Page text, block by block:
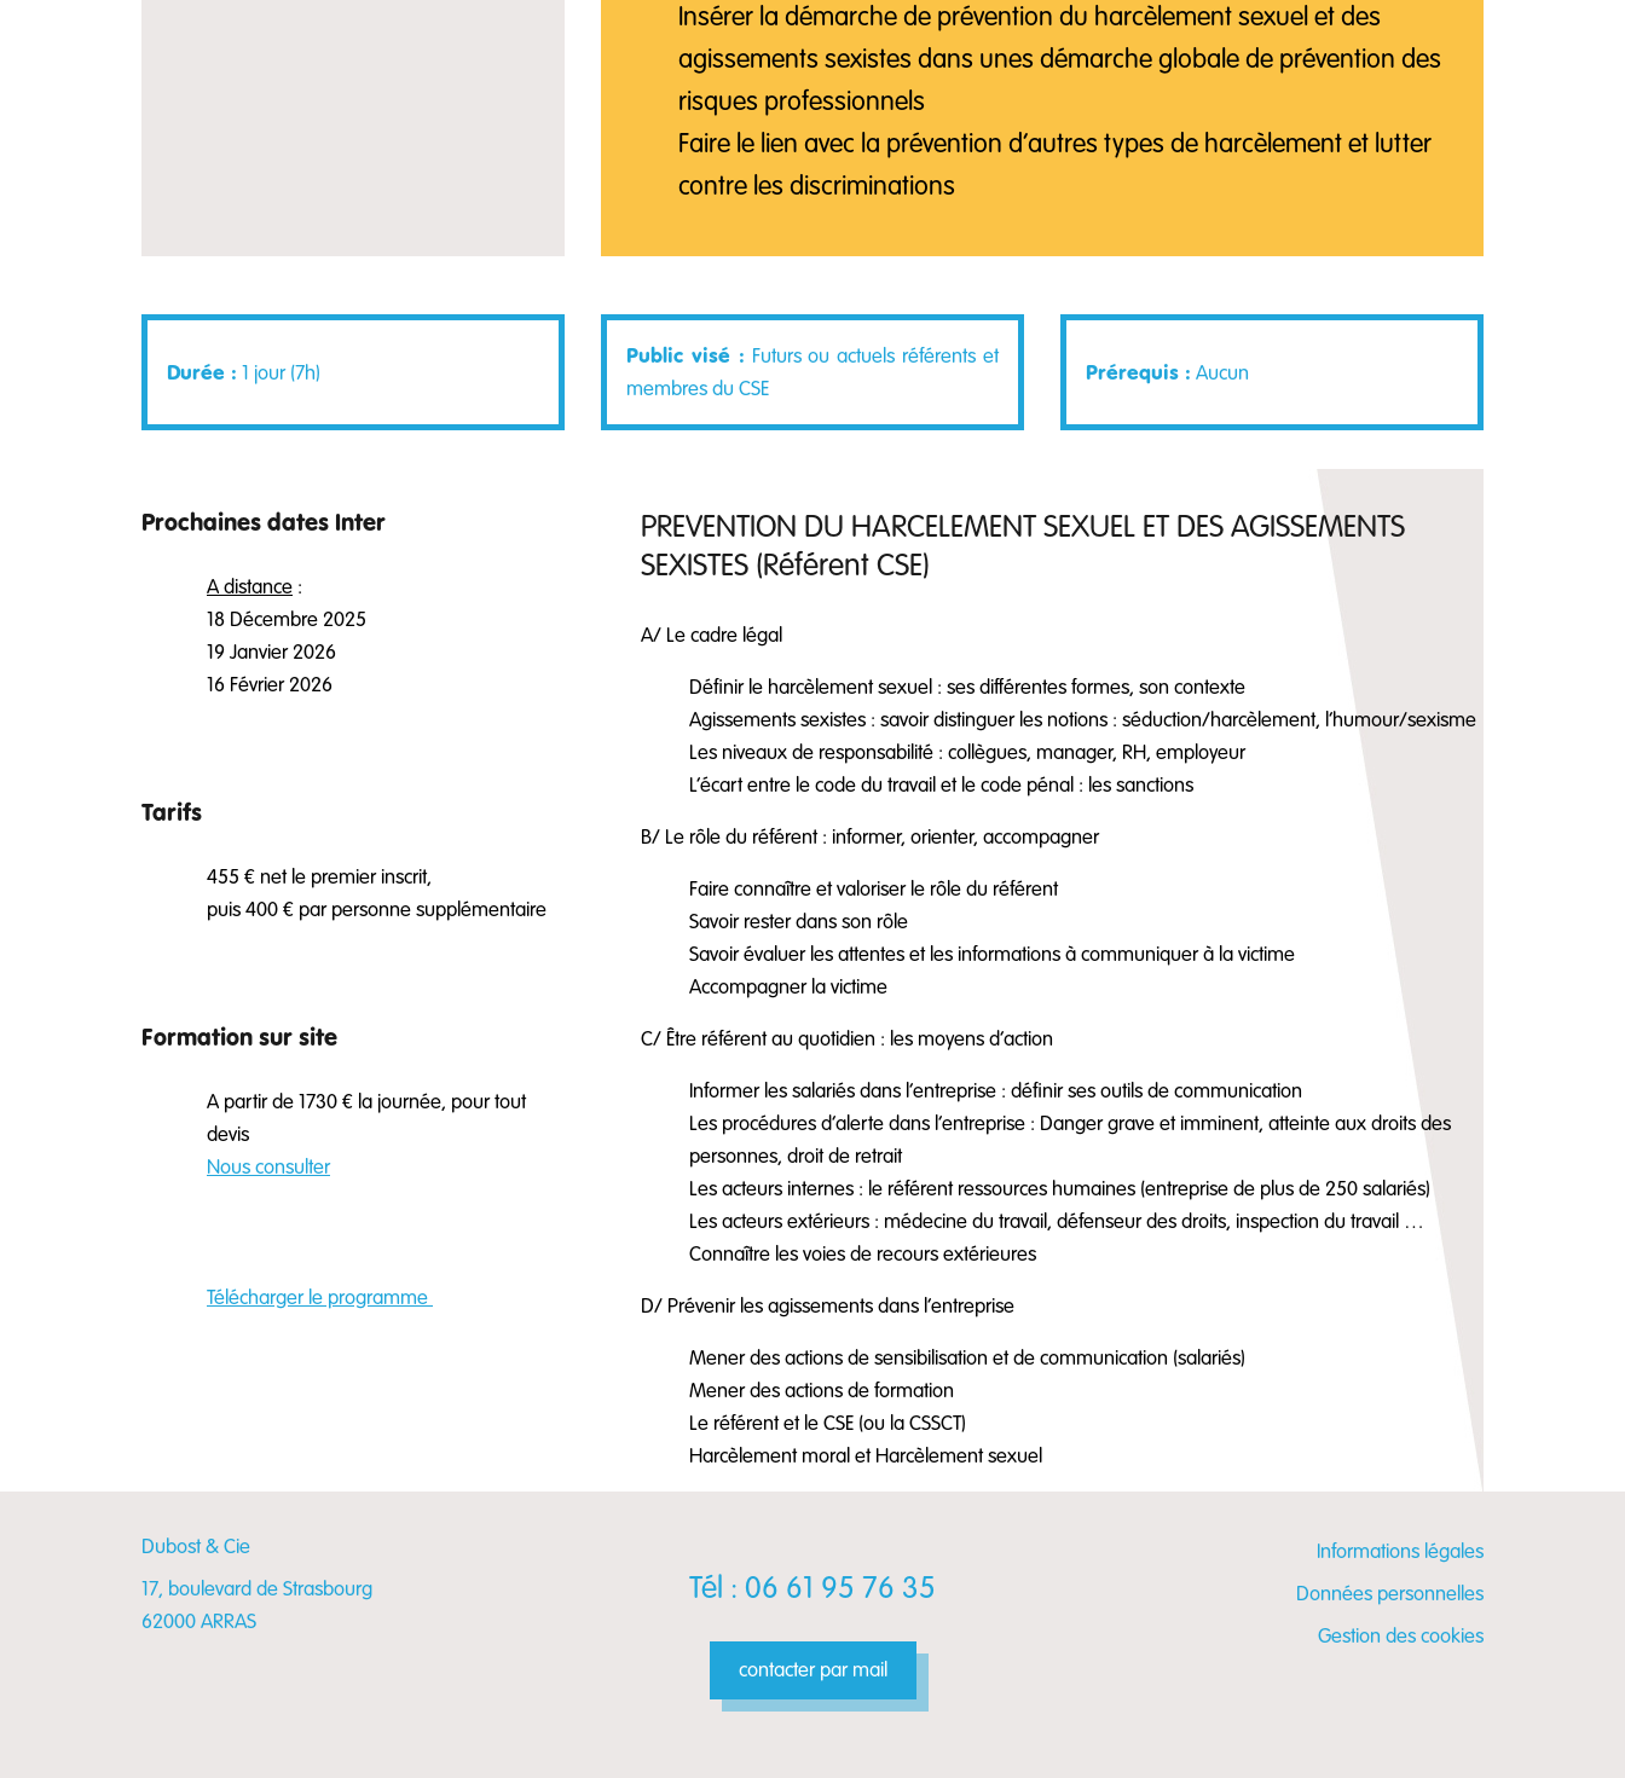
Insérer la démarche de prévention du harcèlement sexuel et des
agissements sexistes dans unes démarche globale de prévention des
risques professionnels
Faire le lien avec la prévention d’autres types de harcèlement et lutter
contre les discriminations
Durée : 1 jour (7h)
Public visé : Futurs ou actuels référents et
membres du CSE
Prérequis : Aucun
PREVENTION DU HARCELEMENT SEXUEL ET DES AGISSEMENTS
SEXISTES (Référent CSE)
A/ Le cadre légal
Définir le harcèlement sexuel : ses différentes formes, son contexte
Agissements sexistes : savoir distinguer les notions : séduction/harcèlement, l’humour/sexisme
Les niveaux de responsabilité : collègues, manager, RH, employeur
L’écart entre le code du travail et le code pénal : les sanctions
B/ Le rôle du référent : informer, orienter, accompagner
Faire connaître et valoriser le rôle du référent
Savoir rester dans son rôle
Savoir évaluer les attentes et les informations à communiquer à la victime
Accompagner la victime
C/ Être référent au quotidien : les moyens d’action
Informer les salariés dans l’entreprise : définir ses outils de communication
Les procédures d’alerte dans l’entreprise : Danger grave et imminent, atteinte aux droits des
personnes, droit de retrait
Les acteurs internes : le référent ressources humaines (entreprise de plus de 250 salariés)
Les acteurs extérieurs : médecine du travail, défenseur des droits, inspection du travail …
Connaître les voies de recours extérieures
D/ Prévenir les agissements dans l’entreprise
Mener des actions de sensibilisation et de communication (salariés)
Mener des actions de formation
Le référent et le CSE (ou la CSSCT)
Harcèlement moral et Harcèlement sexuel
Prochaines dates Inter
A distance :
18 Décembre 2025
19 Janvier 2026
16 Février 2026
Tarifs
455 € net le premier inscrit,
puis 400 € par personne supplémentaire
Formation sur site
A partir de 1730 € la journée, pour tout
devis
Nous consulter
Télécharger le programme
Dubost & Cie
17, boulevard de Strasbourg
62000 ARRAS
Tél : 06 61 95 76 35
contacter par mail
Informations légales
Données personnelles
Gestion des cookies